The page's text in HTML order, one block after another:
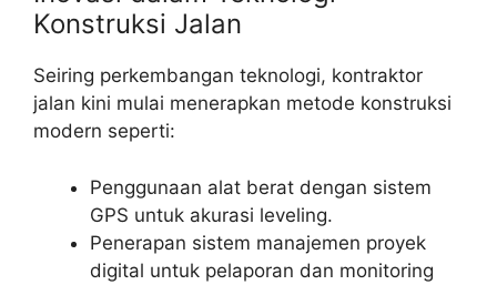
Konstruksi Jalan
Seiring perkembangan teknologi, kontraktor
jalan kini mulai menerapkan metode konstruksi
modern seperti:
Penggunaan alat berat dengan sistem
GPS untuk akurasi leveling.
Penerapan sistem manajemen proyek
digital untuk pelaporan dan monitoring